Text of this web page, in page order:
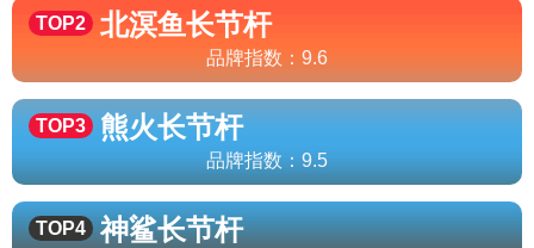
TOP2 北溟鱼长节杆
品牌指数： 9.6
TOP3 熊火长节杆
品牌指数： 9.5
TOP4 神鲨长节杆